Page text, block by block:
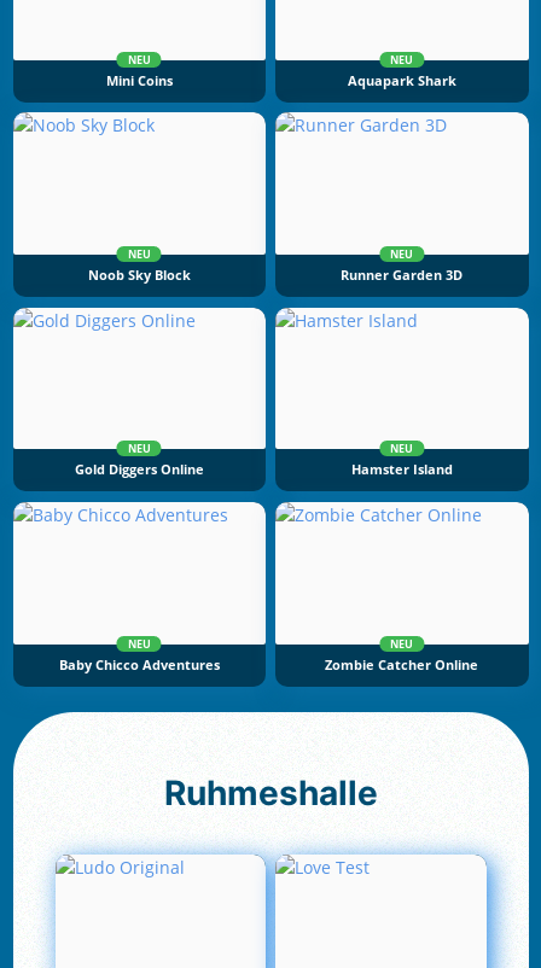
NEU
Mini Coins
NEU
Aquapark Shark
NEU
Noob Sky Block
NEU
Runner Garden 3D
NEU
Gold Diggers Online
NEU
Hamster Island
NEU
Baby Chicco Adventures
NEU
Zombie Catcher Online
Ruhmeshalle